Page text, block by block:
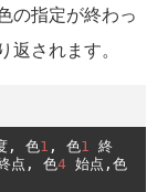
の指定が終わっ
されます。
, 色1 , 色1 終
点, 色4 始点,色